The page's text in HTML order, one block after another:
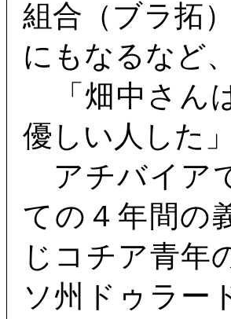
組合（ブラ拓
にもなるなど
「畑中さん
優しい人した」
アチバイア
ての４年間の
じコチア青年
ソ州ドゥラー